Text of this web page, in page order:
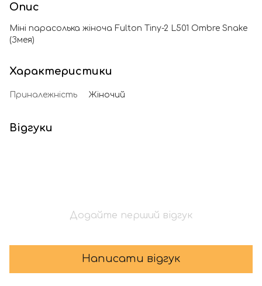
Опис
Міні парасолька жіноча Fulton Tiny-2 L501 Ombre Snake
(Змея)
Характеристики
Приналежність Жіночий
Відгуки
Додайте перший відгук
Написати відгук